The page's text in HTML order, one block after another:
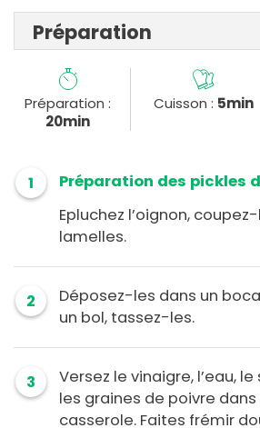
Préparation
Préparation :
20min
Cuisson : 5min
1
Préparation des pickles
Epluchez l’oignon,
lamelles.
2
Déposez-les dans un
un bol, tassez-les.
3
Versez le vinaigre, l’eau,
les graines de poivre
casserole. Faites frémir